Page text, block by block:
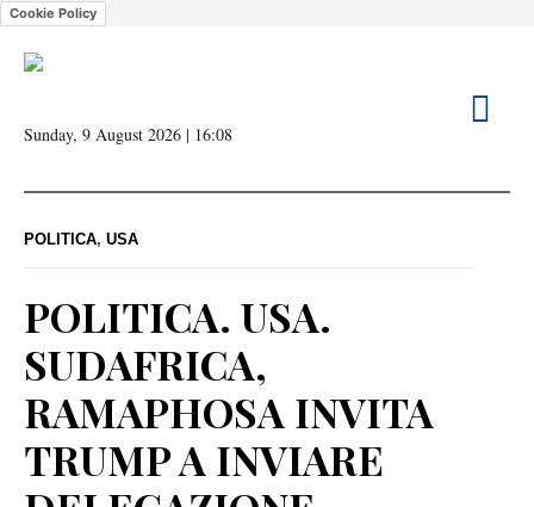
Cookie Policy
Sunday, 9 August 2026 | 16:08
POLITICA, USA
POLITICA. USA.
SUDAFRICA,
RAMAPHOSA INVITA
TRUMP A INVIARE